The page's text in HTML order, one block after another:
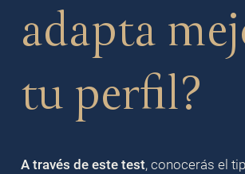
adapta
tu perfil?
A través de este test, conocerás el